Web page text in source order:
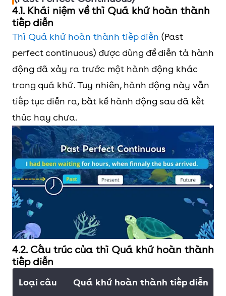
4.1. Khái niệm về thì Quá khứ hoàn thành
tiếp diễn
Thì Quá khứ hoàn thành tiếp diễn (Past
perfect continuous) được dùng để diễn tả hành
động đã xảy ra trước một hành động khác
trong quá khứ. Tuy nhiên, hành động này vẫn
tiếp tục diễn ra, bất kể hành động sau đã kết
thúc hay chưa.
4.2. Cấu trúc của thì Quá khứ hoàn thành
tiếp diễn
Loại câu Quá khứ hoàn thành tiếp diễn